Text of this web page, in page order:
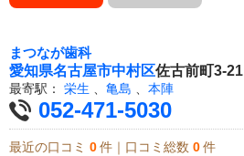
まつなが歯科
愛知県名古屋市中村区佐古前町3-21
最寄駅： 栄生 亀島 本陣
052-471-5030
最近の口コミ 0 件｜口コミ総数 0 件